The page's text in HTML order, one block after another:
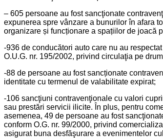
– 605 persoane au fost sancţionate
expunerea spre vânzare a bunurilor în afara
organizare și funcționare a spațiilor de joacă
-936 de conducători auto care nu au
O.U.G. nr. 195/2002, privind circulaţia pe
-88 de persoane au fost sancționate
identitate cu termenul de valabilitate expirat;
-106 sancţiuni contravenţionale cu valori
sau prestări servicii ilicite. În plus, pentru
asemenea, 49 de persoane au fost
conform O.G. nr. 99/2000, privind
asigurat buna desfăşurare a evenimentelor